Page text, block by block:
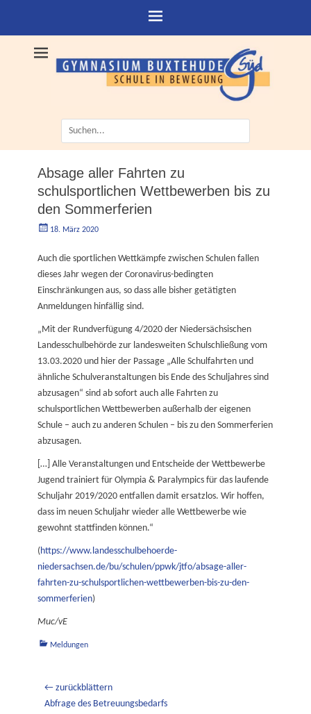
Suche
nach:
Absage aller Fahrten zu
schulsportlichen Wettbewerben bis zu
den Sommerferien
Geschrieben
18. März 2020
Auch die sportlichen Wettkämpfe zwischen Schulen fallen
dieses Jahr wegen der Coronavirus-bedingten
Einschränkungen aus, so dass alle bisher getätigten
Anmeldungen hinfällig sind.
„Mit der Rundverfügung 4/2020 der Niedersächsischen
Landesschulbehörde zur landesweiten Schulschließung vom
13.03.2020 und hier der Passage „Alle Schulfahrten und
ähnliche Schulveranstaltungen bis Ende des Schuljahres sind
abzusagen“ sind ab sofort auch alle Fahrten zu
schulsportlichen Wettbewerben außerhalb der eigenen
Schule – auch zu anderen Schulen – bis zu den Sommerferien
abzusagen.
[…] Alle Veranstaltungen und Entscheide der Wettbewerbe
Jugend trainiert für Olympia & Paralympics für das laufende
Schuljahr 2019/2020 entfallen damit ersatzlos. Wir hoffen,
dass im neuen Schuljahr wieder alle Wettbewerbe wie
gewohnt stattfinden können.“
(https://www.landesschulbehoerde-
niedersachsen.de/bu/schulen/ppwk/jtfo/absage-aller-
fahrten-zu-schulsportlichen-wettbewerben-bis-zu-den-
sommerferien)
Muc/vE
Kategorien
Meldungen
Beitragsnavigation
← zurückblättern
Vorheriger
Abfrage des Betreuungsbedarfs